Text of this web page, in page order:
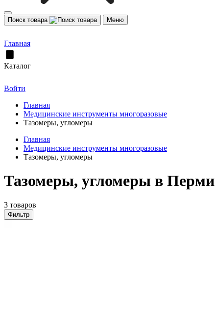
Поиск товара Меню
Главная
Каталог
Войти
Главная
Медицинские инструменты многоразовые
Тазомеры, угломеры
Главная
Медицинские инструменты многоразовые
Тазомеры, угломеры
Тазомеры, угломеры в Перми
3 товаров
Фильтр